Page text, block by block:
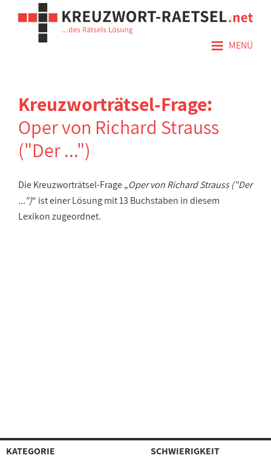
≡ MENÜ
Kreuzworträtsel-Frage:
Oper von Richard Strauss
("Der ...")
Die Kreuzworträtsel-Frage „Oper von Richard Strauss ("Der
...")“ ist einer Lösung mit 13 Buchstaben in diesem
Lexikon zugeordnet.
KATEGORIE
SCHWIERIGKEIT